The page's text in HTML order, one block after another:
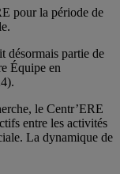
pour la période de
désormais partie de
Équipe en
le Centr’ERE
entre les activités
La dynamique de